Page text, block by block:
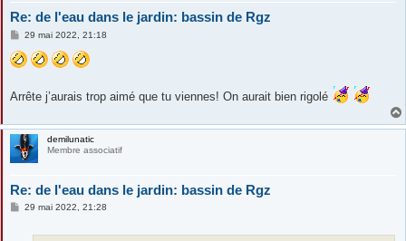
Re: de l'eau dans le jardin: bassin de Rgz
M
s
s
e
29 mai 2022, 21:18
Arrête j’aurais trop aimé que tu viennes! On aurait bien rigolé
demilunatic
Membre associatif
Re: de l'eau dans le jardin: bassin de Rgz
M29 mai 2022, 21:28